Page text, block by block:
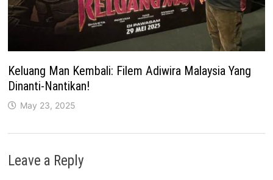
Keluang Man Kembali: Filem Adiwira Malaysia Yang
Dinanti-Nantikan!
May 23, 2025
Leave a Reply